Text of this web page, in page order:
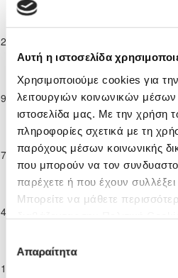
Αυτή η ιστοσελίδα
Χρησιμοποιούμε cookies για
λειτουργιών κοινωνικών
ιστοσελίδα μας. Με την χρήση
πληροφορίες σχετικά με τη
παρόχους μέσων κοινωνικής
που μπορούν να τον
παρέχετε ή που έχουν
Μπορείτε να μάθετε
συγκατάθεσης
Απαραίτητα
11-2025
2025/26
11-2025
Παγκύπριο
Πρωτάθλημα
Παίδων Κ-17
2025/26
Π.Ο.
12-2025
Παγκύπριο
Πρωτάθλημα
Παίδων Κ-17
2025/26
01-2026
Παγκύπριο
Πρωτάθλημα
01-2026
Παγκύπριο
Πρωτάθλημα